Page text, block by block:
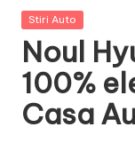
pasionatii
de
masini
Posted
Stiri Auto
Noul
100%
Casa